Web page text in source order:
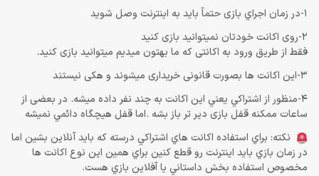
1-در زمان اجراي بازی حتماً باید به اينترنت وصل شويد
2-روی اکانت خودتان نمیتوانید بازی کنید
فقط از طریق ورود به اکانتی که ما بهتون میدیم میتوانید بازی کنید.
3-این اکانت ها بصورت قانونی خریداری میشوند و هکی نیستند
4-منظور از اشتراكي يعني اين اكانت به چند نفر داده ميشه. در بعضی از
ساعات ممکنه قفل بازی دیر تر باز بشه .اما قفل هيچگاه دائمي نميشه
نكته: براي استفاده اكانت هاي اشتراكي درسته كه بايد آنلاين بشين اما
در زمان بازي بايد اينترنت رو قطع كنين براي همين اين نوع اكانت ها
مخصوص استفاده بخش داستاني يا آفلاين بازي هست.